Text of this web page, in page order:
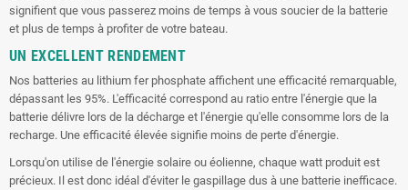
signifient que vous passerez moins de temps à vous soucier de la batterie
et plus de temps à profiter de votre bateau.
UN EXCELLENT RENDEMENT
Nos batteries au lithium fer phosphate affichent une efficacité remarquable,
dépassant les 95%. L'efficacité correspond au ratio entre l'énergie que la
batterie délivre lors de la décharge et l'énergie qu'elle consomme lors de la
recharge. Une efficacité élevée signifie moins de perte d'énergie.
Lorsqu'on utilise de l'énergie solaire ou éolienne, chaque watt produit est
précieux. Il est donc idéal d'éviter le gaspillage dus à une batterie inefficace.